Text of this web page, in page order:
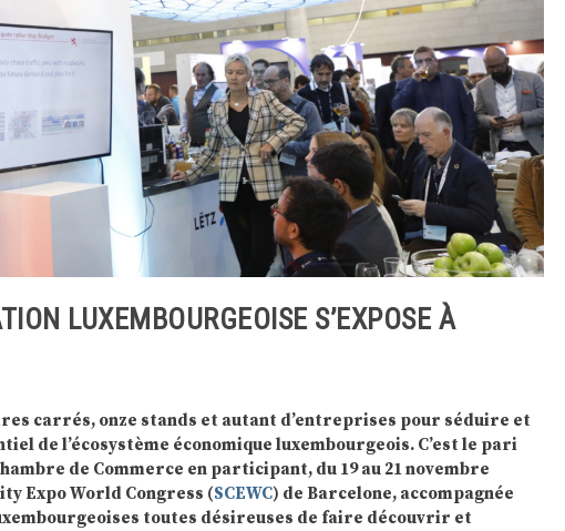
LUXEMBOURGEOISE S’EXPOSE À
carrés, onze stands et autant d’entreprises pour séduire et
de l’écosystème économique luxembourgeois. C’est le pari
de Commerce en participant, du 19 au 21 novembre
Expo World Congress (SCEWC) de Barcelone, accompagnée
toutes désireuses de faire découvrir et